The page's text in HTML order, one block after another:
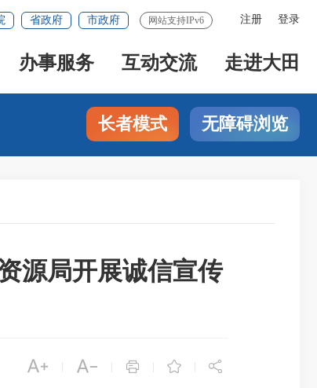
注册 登录
省政府 市政府 网站支持IPv6
办事服务 互动交流 走进大田
长者模式 无障碍浏览
源局开展诚信宣传
    